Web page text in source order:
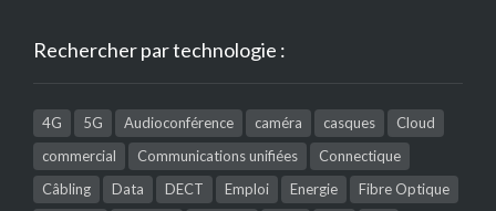
Rechercher par technologie :
4G 5G Audioconférence caméra casques
Cloud
commercial
Communications unifiées
Connectique
Câbling
Data DECT Emploi Energie
Fibre Optique